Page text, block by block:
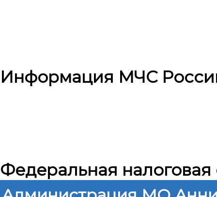
Информация МЧС
Федеральная налоговая